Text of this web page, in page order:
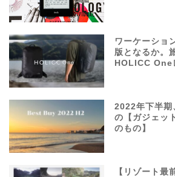
ワーケーショ
版となるか。
HOLICC One
2022年下半期
の【ガジェッ
のもの】
【リゾート最